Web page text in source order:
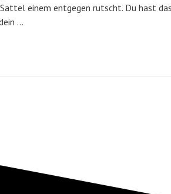
einem entgegen rutscht. Du hast
…